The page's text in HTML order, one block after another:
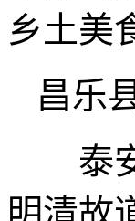
乡土美
昌乐
泰安
明清故